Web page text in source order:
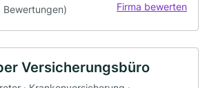
Bewertungen) Firma bewerten
Versicherungsbüro